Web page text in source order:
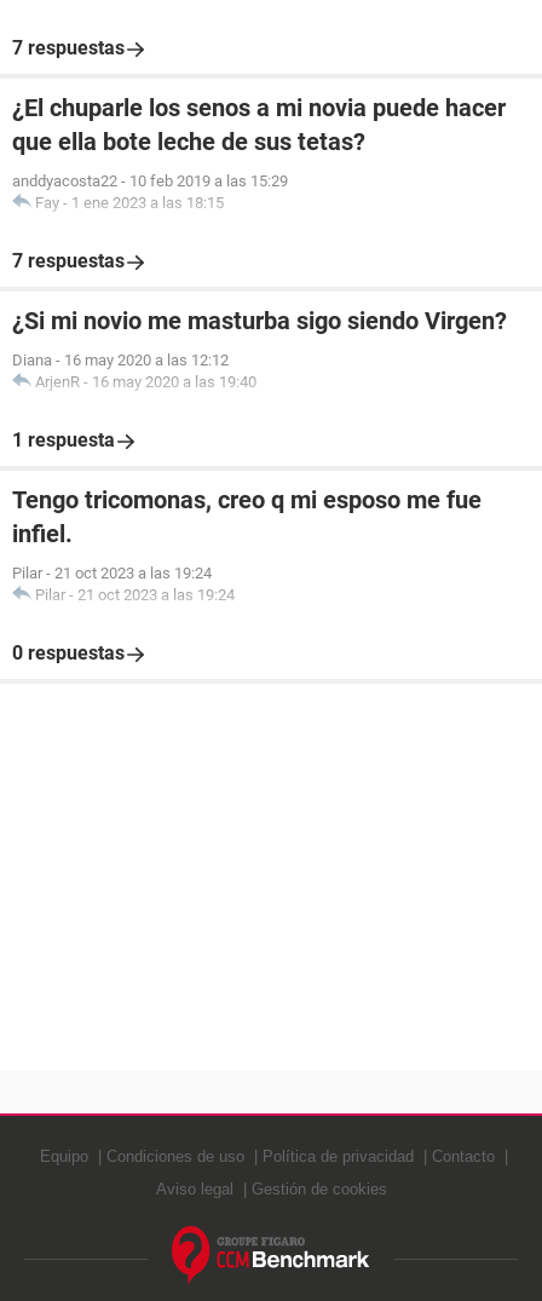
7 respuestas
¿El chuparle los senos a mi novia puede hacer
que ella bote leche de sus tetas?
anddyacosta22 - 10 feb 2019 a las 15:29
Fay - 1 ene 2023 a las 18:15
7 respuestas
¿Si mi novio me masturba sigo siendo Virgen?
Diana - 16 may 2020 a las 12:12
ArjenR - 16 may 2020 a las 19:40
1 respuesta
Tengo tricomonas, creo q mi esposo me fue
infiel.
Pilar - 21 oct 2023 a las 19:24
Pilar - 21 oct 2023 a las 19:24
0 respuestas
Equipo Condiciones de uso Política de privacidad
Contacto
Aviso legal
Gestión de cookies